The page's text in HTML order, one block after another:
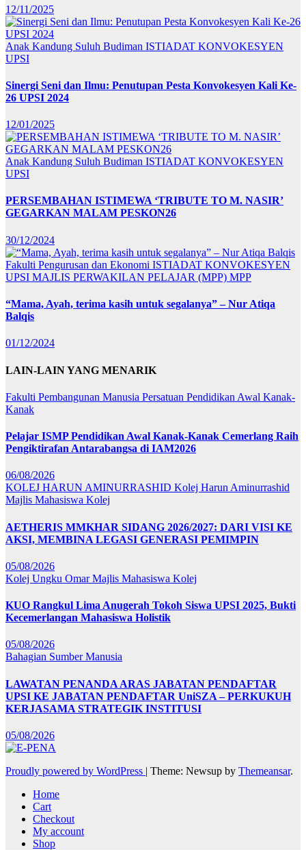
12/11/2025
Anak Kandung Suluh Budiman ISTIADAT KONVOKESYEN
UPSI
Sinergi Seni dan Ilmu: Penutupan Pesta Konvokesyen Kali Ke-
26 UPSI 2024
12/01/2025
Anak Kandung Suluh Budiman ISTIADAT KONVOKESYEN
UPSI
PERSEMBAHAN ISTIMEWA ‘TRIBUTE TO M. NASIR’
GEGARKAN MALAM PESKON26
30/12/2024
Fakulti Pengurusan dan Ekonomi ISTIADAT KONVOKESYEN
UPSI MAJLIS PERWAKILAN PELAJAR (MPP) MPP
“Mama, Ayah, terima kasih untuk segalanya” – Nur Atiqa
Balqis
01/12/2024
LAIN-LAIN YANG MENARIK
Fakulti Pembangunan Manusia Persatuan Pendidikan Awal Kanak-
Kanak
Pelajar ISMP Pendidikan Awal Kanak-Kanak Cemerlang Raih
Pengiktirafan Antarabangsa di IAM2026
06/08/2026
KOLEJ HARUN AMINURRASHID Kolej Harun Aminurrashid
Majlis Mahasiswa Kolej
AETHERIS MMKHAR SIDANG 2026/2027: DARI VISI KE
AKSI, MEMBINA LEGASI GENERASI PEMIMPIN
05/08/2026
Kolej Ungku OmarMajlis Mahasiswa Kolej
KUO Rangkul Lima Anugerah Tokoh Siswa UPSI 2025, Bukti
Kecemerlangan Mahasiswa Holistik
05/08/2026
Bahagian Sumber Manusia
LAWATAN PENANDA ARAS JABATAN PENDAFTAR
UPSI KE JABATAN PENDAFTAR UniSZA – PERKUKUH
KERJASAMA STRATEGIK INSTITUSI
05/08/2026
Proudly powered by WordPress | Theme: Newsup by Themeansar.
Home
Cart
Checkout
My account
Shop